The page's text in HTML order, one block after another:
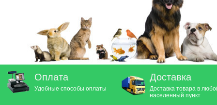
Оплата
Удобные способы оплаты
Доставка
Доставка товара в
населенный пункт